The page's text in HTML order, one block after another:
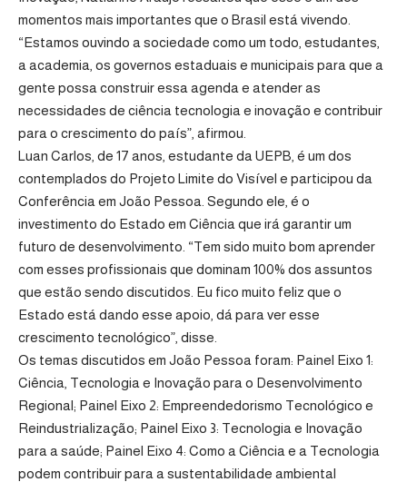
momentos mais importantes que o Brasil está vivendo.
“Estamos ouvindo a sociedade como um todo, estudantes,
a academia, os governos estaduais e municipais para que a
gente possa construir essa agenda e atender as
necessidades de ciência tecnologia e inovação e contribuir
para o crescimento do país”, afirmou.
Luan Carlos, de 17 anos, estudante da UEPB, é um dos
contemplados do Projeto Limite do Visível e participou da
Conferência em João Pessoa. Segundo ele, é o
investimento do Estado em Ciência que irá garantir um
futuro de desenvolvimento. “Tem sido muito bom aprender
com esses profissionais que dominam 100% dos assuntos
que estão sendo discutidos. Eu fico muito feliz que o
Estado está dando esse apoio, dá para ver esse
crescimento tecnológico”, disse.
Os temas discutidos em João Pessoa foram: Painel Eixo 1:
Ciência, Tecnologia e Inovação para o Desenvolvimento
Regional; Painel Eixo 2: Empreendedorismo Tecnológico e
Reindustrialização; Painel Eixo 3: Tecnologia e Inovação
para a saúde; Painel Eixo 4: Como a Ciência e a Tecnologia
podem contribuir para a sustentabilidade ambiental